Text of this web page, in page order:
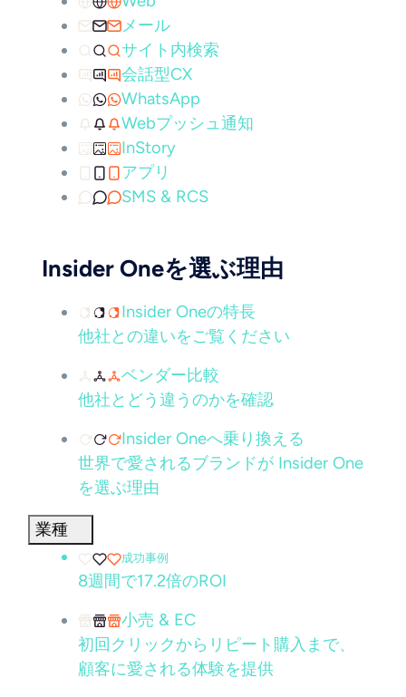
メール
サイト内検索
会話型CX
WhatsApp
Webプッシュ通知
InStory
アプリ
SMS & RCS
Insider Oneを選ぶ理由
Insider Oneの特長
他社との違いをご覧ください
ベンダー比較
他社とどう違うのかを確認
Insider Oneへ乗り換える
世界で愛されるブランドが Insider One
を選ぶ理由
業種
成功事例
8週間で17.2倍のROI
小売 & EC
初回クリックからリピート購入まで、
顧客に愛される体験を提供